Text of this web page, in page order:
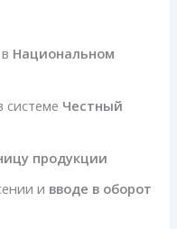
Национальном
системе Честный
продукции
и вводе в оборот